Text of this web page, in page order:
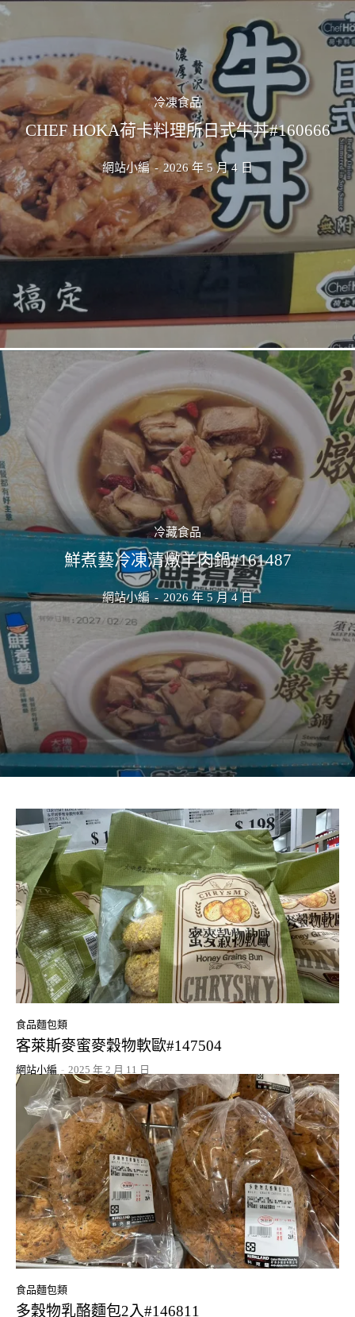
冷凍食品
CHEF HOKA荷卡料理所日式牛丼#160666
網站小編 - 2026 年 5 月 4 日
冷藏食品
鮮煮藝冷凍清燉羊肉鍋#161487
網站小編 - 2026 年 5 月 4 日
食品麵包類
客萊斯麥蜜麥穀物軟歐#147504
網站小編 - 2025 年 2 月 11 日
食品麵包類
多穀物乳酪麵包2入#146811